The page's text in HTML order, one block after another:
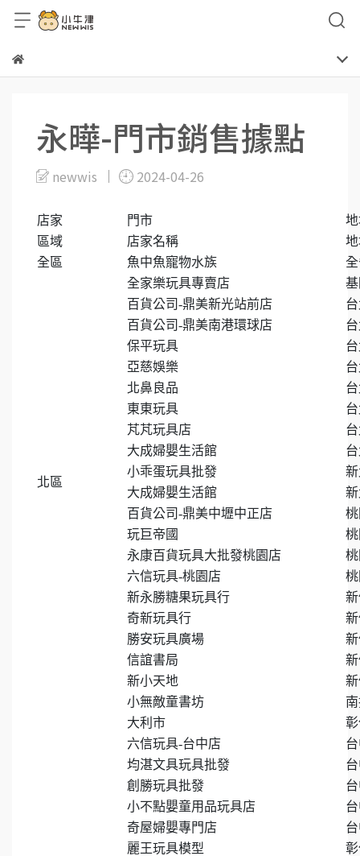
永曄-門市銷售據點
newwis 2024-04-26
店家 門市
區域
店家名稱
全區
魚中魚寵物水族
北區
全家樂玩具專賣店
百貨公司-鼎美新光站前店
百貨公司-鼎美南港環球店
保平玩具
亞慈娛樂
北鼻良品
東東玩具
芃芃玩具店
大成婦嬰生活館
小乖蛋玩具批發
大成婦嬰生活館
百貨公司-鼎美中壢中正店
玩巨帝國
永康百貨玩具大批發桃園店
六信玩具-桃園店
新永勝糖果玩具行
奇新玩具行
勝安玩具廣場
信誼書局
新小天地
小無敵童書坊
大利市
六信玩具-台中店
均湛文具玩具批發
創勝玩具批發
小不點嬰童用品玩具店
奇屋婦嬰專門店
麗王玩具模型